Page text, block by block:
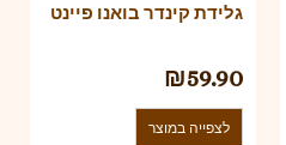
גלידת קינדר בואנו פיינט
₪59.90
לצפייה במוצר